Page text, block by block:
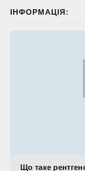
ІНФОРМАЦІЯ:
Що таке